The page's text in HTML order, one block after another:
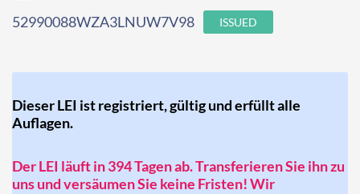
52990088WZA3LNUW7V98 ISSUED
Dieser LEI ist registriert, gültig und erfüllt alle
Auflagen.
Der LEI läuft in 394 Tagen ab. Transferieren Sie ihn zu
uns und versäumen Sie keine Fristen! Wir